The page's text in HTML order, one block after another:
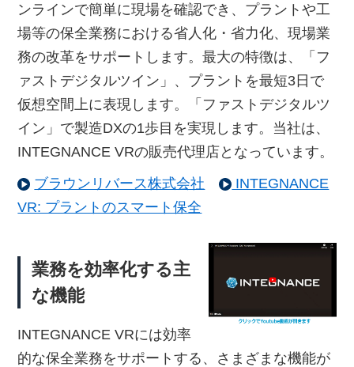
ンラインで簡単に現場を確認でき、プラントや工
場等の保全業務における省人化・省力化、現場業
務の改革をサポートします。最大の特徴は、「フ
ァストデジタルツイン」、プラントを最短3日で
仮想空間上に表現します。「ファストデジタルツ
イン」で製造DXの1歩目を実現します。当社は、
INTEGNANCE VRの販売代理店となっています。
ブラウンリバース株式会社
INTEGNANCE
VR: プラントのスマート保全
業務を効率化する主
な機能
INTEGNANCE VRには効率
的な保全業務をサポートする、さまざまな機能が